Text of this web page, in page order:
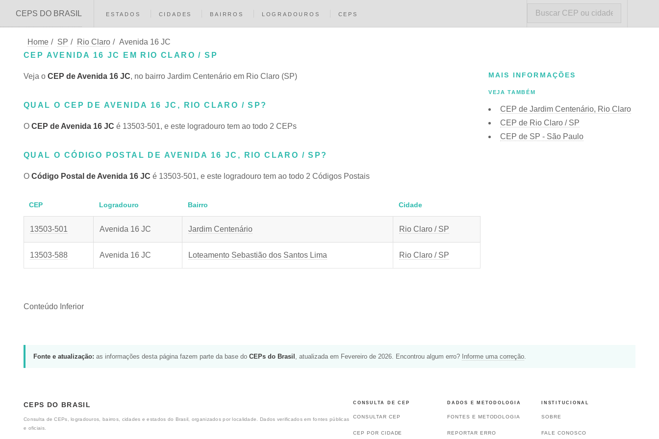
CEPS DO BRASIL ESTADOS CIDADES BAIRROS LOGRADOUROS CEPS
Home / SP / Rio Claro / Avenida 16 JC
CEP AVENIDA 16 JC EM RIO CLARO / SP
Veja o CEP de Avenida 16 JC, no bairro Jardim Centenário em Rio Claro (SP)
QUAL O CEP DE AVENIDA 16 JC, RIO CLARO / SP?
O CEP de Avenida 16 JC é 13503-501, e este logradouro tem ao todo 2 CEPs
QUAL O CÓDIGO POSTAL DE AVENIDA 16 JC, RIO CLARO / SP?
O Código Postal de Avenida 16 JC é 13503-501, e este logradouro tem ao todo 2 Códigos Postais
CEP Logradouro Bairro Cidade
13503-501 Avenida 16 JC Jardim Centenário Rio Claro / SP
13503-588 Avenida 16 JC Loteamento Sebastião dos Santos Lima Rio Claro / SP
Conteúdo Inferior
MAIS INFORMAÇÕES
VEJA TAMBÉM
CEP de Jardim Centenário, Rio Claro
CEP de Rio Claro / SP
CEP de SP - São Paulo
Fonte e atualização: as informações desta página fazem parte da base do CEPs do Brasil , atualizada em Fevereiro de 2026. Encontrou algum erro? Informe uma correção
CEPS DO BRASIL
Consulta de CEPs, logradouros, bairros, cidades e estados do Brasil, organizados por localidade. Dados verificados em fontes públicas
e oficiais.
CONSULTA DE CEP
CONSULTAR CEP
CEP POR CIDADE
DADOS E METODOLOGIA
FONTES E METODOLOGIA
REPORTAR ERRO
INSTITUCIONAL
SOBRE
FALE CONOSCO